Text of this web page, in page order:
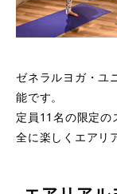
ゼネラルヨガ・ユ
能です。
定員11名の限定の
全に楽しくエアリ